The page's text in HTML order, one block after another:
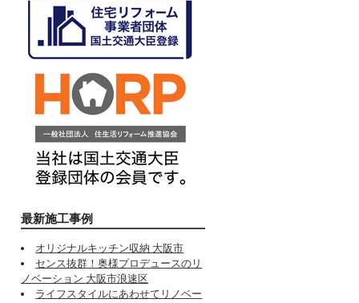
最新施工事例
オリジナルキッチン収納 大阪市
センス抜群！奥様プロデュースのリ
ノベーション 大阪市浪速区
ライフスタイルにあわせてリノベー